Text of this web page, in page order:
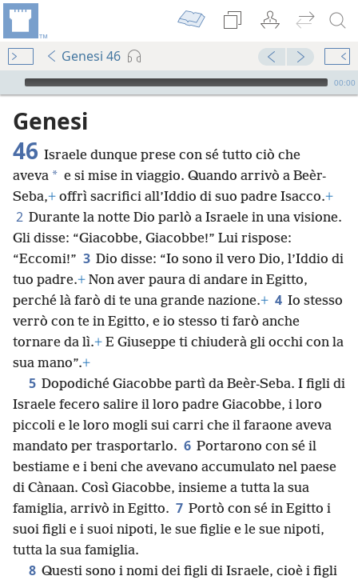
Genesi 46
Audio Player
00:00
Genesi
46 Israele dunque prese con sé tutto ciò che
aveva * e si mise in viaggio. Quando arrivò a Beèr-
Seba,+ offrì sacrifici all’Iddio di suo padre Isacco.+
2 Durante la notte Dio parlò a Israele in una visione.
Gli disse: “Giacobbe, Giacobbe!” Lui rispose:
“Eccomi!” 3 Dio disse: “Io sono il vero Dio, l’Iddio di
tuo padre.+ Non aver paura di andare in Egitto,
perché là farò di te una grande nazione.+ 4 Io stesso
verrò con te in Egitto, e io stesso ti farò anche
tornare da lì.+ E Giuseppe ti chiuderà gli occhi con la
sua mano”.+
5 Dopodiché Giacobbe partì da Beèr-Seba. I figli di
Israele fecero salire il loro padre Giacobbe, i loro
piccoli e le loro mogli sui carri che il faraone aveva
mandato per trasportarlo. 6 Portarono con sé il
bestiame e i beni che avevano accumulato nel paese
di Cànaan. Così Giacobbe, insieme a tutta la sua
famiglia, arrivò in Egitto. 7 Portò con sé in Egitto i
suoi figli e i suoi nipoti, le sue figlie e le sue nipoti,
tutta la sua famiglia.
8 Questi sono i nomi dei figli di Israele, cioè i figli